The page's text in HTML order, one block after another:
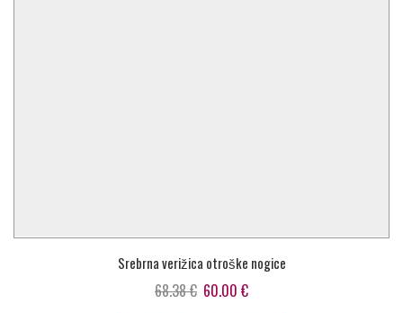
Srebrna verižica otroške nogice
68.38€ Izvirna
60.00 €Trenutna